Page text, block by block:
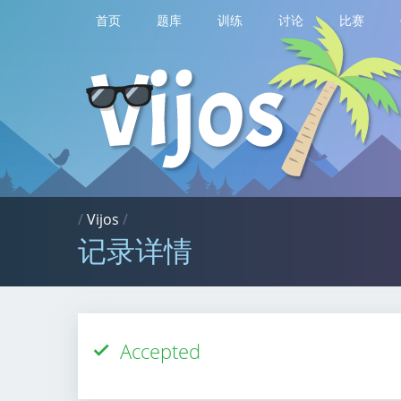
首页 题库 训练 讨论 比赛
/Vijos /
记录详情
Accepted